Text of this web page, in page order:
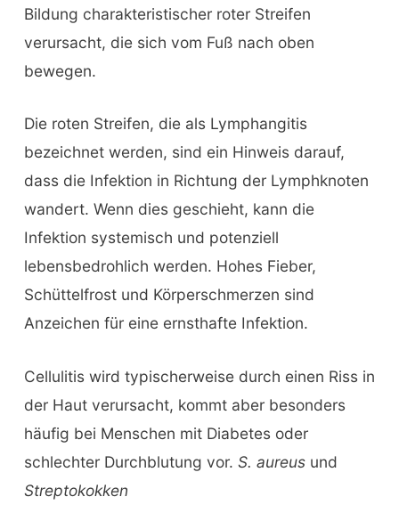
Bildung charakteristischer roter Streifen
verursacht, die sich vom Fuß nach oben
bewegen.
Die roten Streifen, die als Lymphangitis
bezeichnet werden, sind ein Hinweis darauf,
dass die Infektion in Richtung der Lymphknoten
wandert. Wenn dies geschieht, kann die
Infektion systemisch und potenziell
lebensbedrohlich werden. Hohes Fieber,
Schüttelfrost und Körperschmerzen sind
Anzeichen für eine ernsthafte Infektion.
Cellulitis wird typischerweise durch einen Riss in
der Haut verursacht, kommt aber besonders
häufig bei Menschen mit Diabetes oder
schlechter Durchblutung vor. S. aureus und
Streptokokken